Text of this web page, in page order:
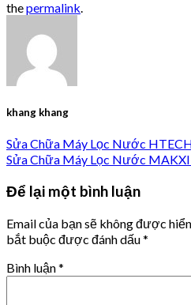
thepermalink
khang khang
Sửa Chữa Máy Lọc Nước
Sửa Chữa Máy Lọc Nước
Để lại một bình luận
Email của bạn sẽ không được
bắt buộc được đánh dấu*
Bình luận*